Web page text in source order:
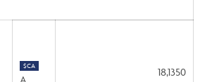
$CA 18,1350